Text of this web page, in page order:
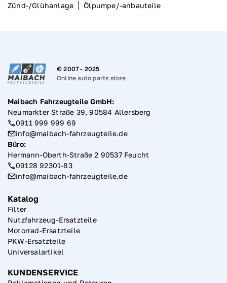
Zünd-/Glühanlage
Ölpumpe/-anbauteile
© 2007 - 2025
Online auto parts store
Maibach Fahrzeugteile GmbH:
Neumarkter Straße 39, 90584 Allersberg
0911 999 999 69
info@maibach-fahrzeugteile.de
Büro:
Hermann-Oberth-Straße 2 90537 Feucht
09128 92301-83
info@maibach-fahrzeugteile.de
Katalog
Filter
Nutzfahrzeug-Ersatzteile
Motorrad-Ersatzteile
PKW-Ersatzteile
Universalartikel
KUNDENSERVICE